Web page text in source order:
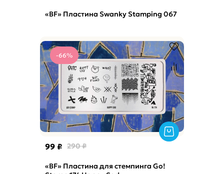
«BF» Пластина Swanky Stamping 067
-66%
99 ₽ 290 ₽
«BF» Пластина для стемпинга Go!